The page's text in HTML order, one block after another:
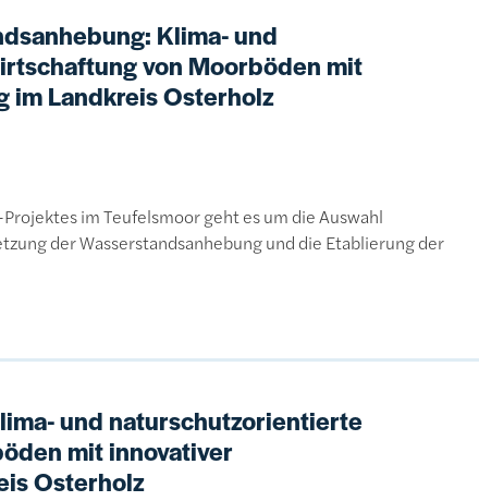
Klima- und
von Moorböden mit
im Landkreis Osterholz
im Teufelsmoor geht es um die Auswahl
der Wasserstandsanhebung und die Etablierung der
und naturschutzorientierte
mit innovativer
Osterholz